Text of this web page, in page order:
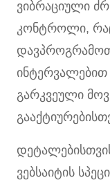
ვიბრაციული
კონტროლი,
გარკვეული
ვებსაიტის